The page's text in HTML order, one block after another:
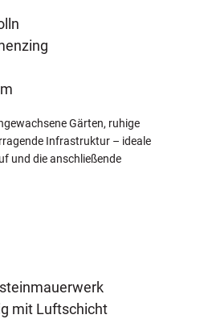
Gärten, ruhige
Infrastruktur – ideale
und die anschließende
mit Luftschicht